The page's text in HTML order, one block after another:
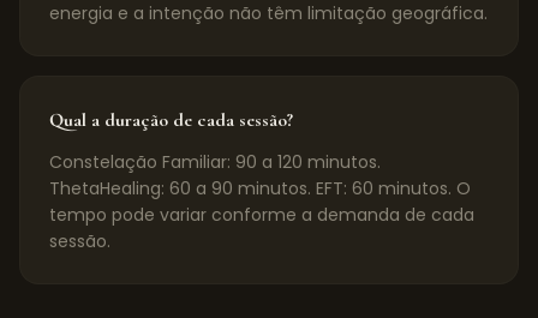
energia e a intenção não têm limitação geográfica.
Qual a duração de cada sessão?
Constelação Familiar: 90 a 120 minutos.
ThetaHealing: 60 a 90 minutos. EFT: 60 minutos. O
tempo pode variar conforme a demanda de cada
sessão.